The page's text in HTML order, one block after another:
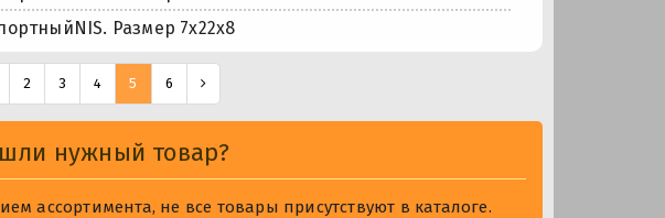
Размер 7x22x8
2 3 4 5 6
нужный товар?
ассортимента, не все товары присутствуют в каталоге.